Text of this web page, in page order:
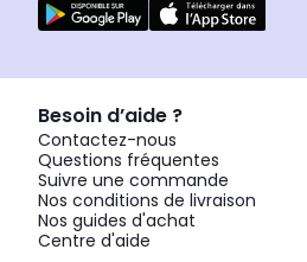
Besoin d’aide ?
Contactez-nous
Questions fréquentes
Suivre une commande
Nos conditions de livraison
Nos guides d'achat
Centre d'aide